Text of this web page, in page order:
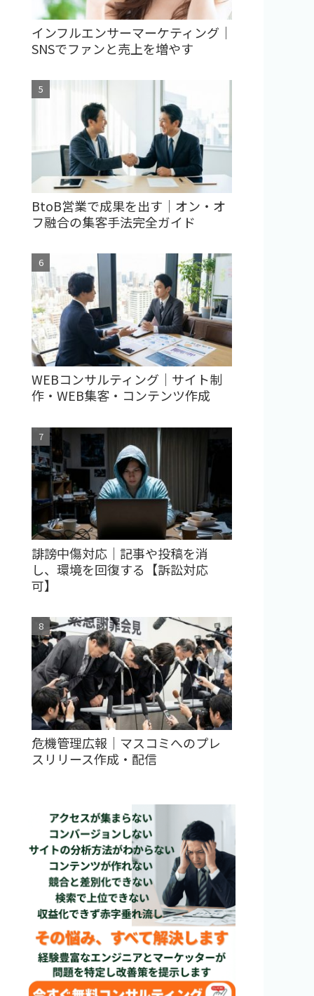
インフルエンサーマーケティング｜
SNSでファンと売上を増やす
BtoB営業で成果を出す｜オン・オ
フ融合の集客手法完全ガイド
WEBコンサルティング｜サイト制
作・WEB集客・コンテンツ作成
誹謗中傷対応｜記事や投稿を消
し、環境を回復する【訴訟対応
可】
危機管理広報｜マスコミへのプレ
スリリース作成・配信